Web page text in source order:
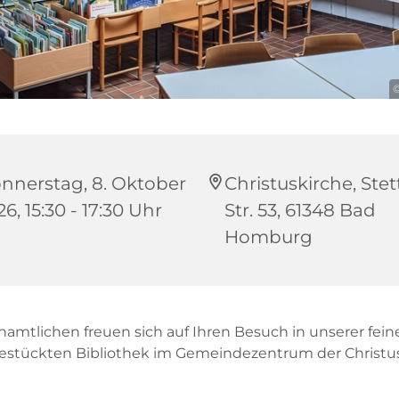
8. Oktober
15:30 - 17:30 Uhr
Christuskirche,
Str. 53, 61348 Bad
Homburg
freuen sich auf Ihren Besuch in unserer
Bibliothek im Gemeindezentrum der